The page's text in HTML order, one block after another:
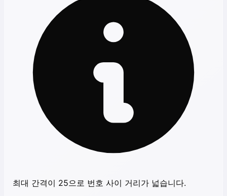
최대 간격이 25으로 번호 사이 거리가 넓습니다.